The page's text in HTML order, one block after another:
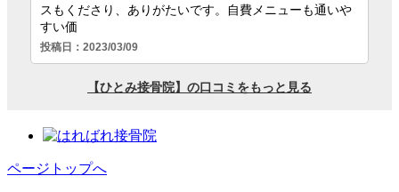
ページトップへ